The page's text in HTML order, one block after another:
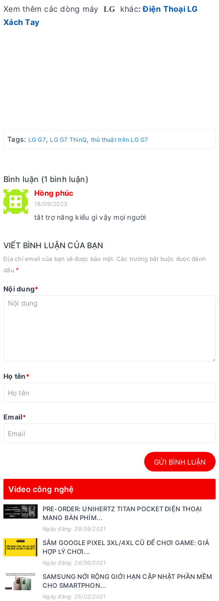
Xem thêm các dòng máy LG khác:Điện Thoại LG
Xách Tay
Tags: LG G7, LG G7 ThinQ, thủ thuật trên LG G7
Bình luận (1 bình luận)
Hồng phúc
18/09/2023
tắt trợ năng kiểu gì vậy mọi người
VIẾT BÌNH LUẬN CỦA BẠN
Địa chỉ email của bạn sẽ được bảo mật. Các trường bắt buộc được đánh
dấu *
Nội dung*
Họ tên*
Email*
GỬI BÌNH LUẬN
Video công nghệ
PRE-ORDER: UNIHERTZ TITAN POCKET ĐIỆN THOẠI
MANG BÀN PHÍM...
Ngày đăng: 29/09/2021
SẮM GOOGLE PIXEL 3XL/4XL CŨ ĐỂ CHƠI GAME: GIÁ
HỢP LÝ CHƠI...
Ngày đăng: 24/06/2021
SAMSUNG NỚI RỘNG GIỚI HẠN CẬP NHẬT PHẦN MỀM
CHO SMARTPHON...
Ngày đăng: 25/02/2021